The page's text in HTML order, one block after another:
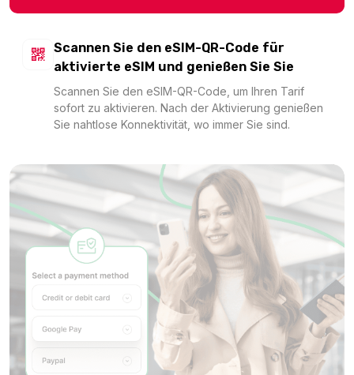
China (mainland HK Macao) 10GB/Day
Für 1 Tage
17.38 EUR
China (mainland HK Macao) 20GB 30Days
Für 30 Tage
29.20 EUR
China (mainland HK Macao) 50GB 30Days
Für 30 Tage
60.48 EUR
Scannen Sie den eSIM-QR-Code für
aktivierte eSIM und genießen Sie Sie
Scannen Sie den eSIM-QR-Code, um Ihren Tarif
sofort zu aktivieren. Nach der Aktivierung genießen
Sie nahtlose Konnektivität, wo immer Sie sind.